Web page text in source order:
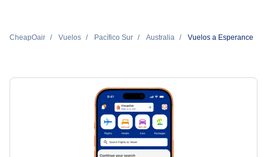
CheapOair Vuelos Pacífico Sur Australia Vuelos a Esperance